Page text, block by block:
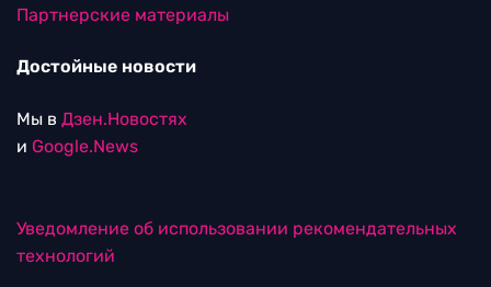
Партнерские материалы
Достойные новости
Мы в Дзен.Новостях
и Google.News
Уведомление об использовании рекомендательных
технологий